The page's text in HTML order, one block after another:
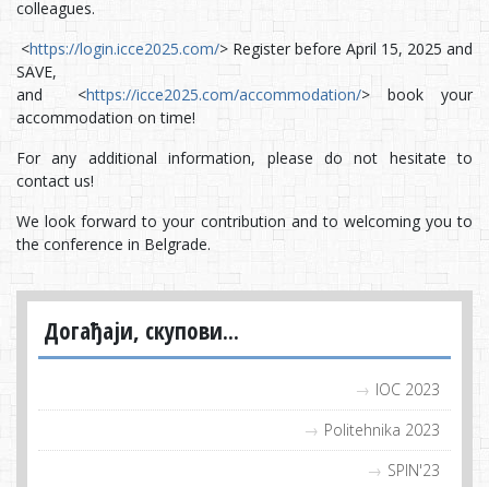
Догађаји, скупови...
IOC 2023
Politehnika 2023
SPIN'23
colleagues.
<https://login.icce2025.com/> Register before April 15, 2025 and
SAVE,
and <https://icce2025.com/accommodation/> book your
accommodation on time!
For any additional information, please do not hesitate to
contact us!
We look forward to your contribution and to welcoming you to
the conference in Belgrade.